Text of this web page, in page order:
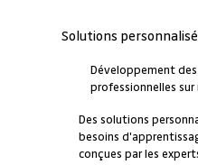
Solutions
Développement
professionnelles sur
Des solutions
besoins
conçues par les